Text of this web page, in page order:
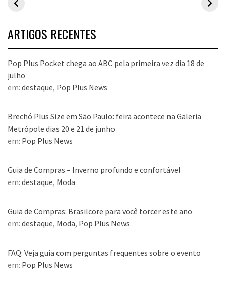
para o carnaval
fizeram
ARTIGOS RECENTES
Pop Plus Pocket chega ao ABC pela primeira vez dia 18 de
julho
em: destaque, Pop Plus News
Brechó Plus Size em São Paulo: feira acontece na Galeria
Metrópole dias 20 e 21 de junho
em: Pop Plus News
Guia de Compras – Inverno profundo e confortável
em: destaque, Moda
Guia de Compras: Brasilcore para você torcer este ano
em: destaque, Moda, Pop Plus News
FAQ: Veja guia com perguntas frequentes sobre o evento
em: Pop Plus News